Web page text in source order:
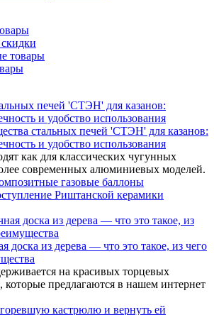
товары
стальных печей 'СТЭН' для казанов:
и удобство использования
как для классических чугунных
современных алюминиевых моделей.
газовые баллоны
Риштанской керамики
доска из дерева — что это такое, из чего
на красивых торцевых
которые предлагаются в нашем интернет